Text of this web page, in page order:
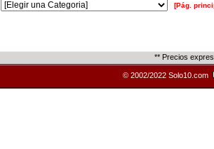
[Pág.
** Precios
© 2002/2022 Solo10.com